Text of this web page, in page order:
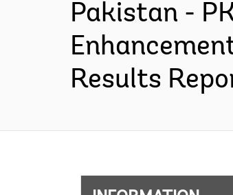
Pakistan -
Results